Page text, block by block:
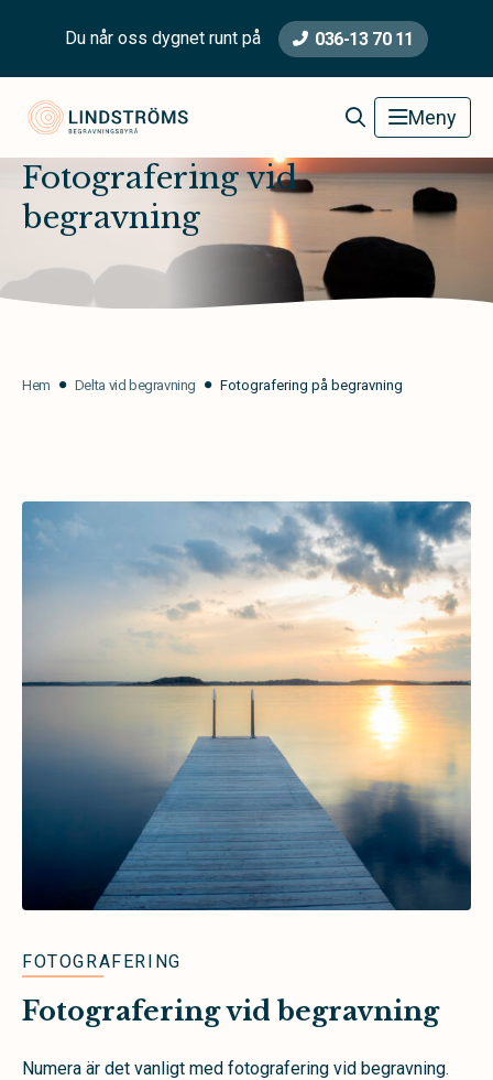
Du når oss dygnet runt på 036-13 70 11
Lindströms Begravningsbyrå Meny
Fotografering vid
begravning
Hem Delta vid begravning Fotografering på begravning
FOTOGRAFERING
Fotografering vid begravning
Numera är det vanligt med fotografering vid begravning.